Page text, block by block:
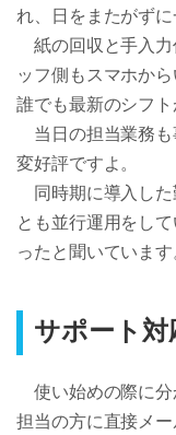
れ、日をまたがず
紙の回収と手入力
ッフ側もスマホか
誰でも最新のシフ
当日の担当業務も
変好評ですよ。
同時期に導入した
とも並行運用をし
ったと聞いています
サポート
使い始めの際に分
担当の方に直接メ